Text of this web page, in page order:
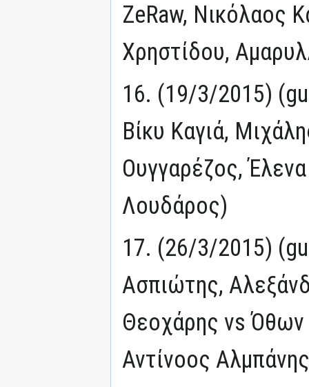
ZeRaw, Νικόλαος
Χρηστίδου,
16. (19/3/2015)
Βίκυ Καγιά,
Ουγγαρέζος,
Λουδάρος)
17. (26/3/2015)
Ασπιώτης,
Θεοχάρης vs Όθων
Αντίνοος